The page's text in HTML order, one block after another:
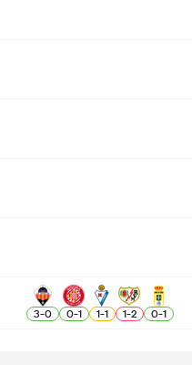
3-0 0-1 1-1 1-2 0-1